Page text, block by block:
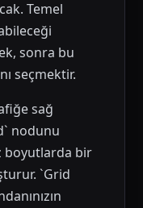
Temel
sonra bu
seçmektir.
sağ
nodunu
boyutlarda bir
`Grid